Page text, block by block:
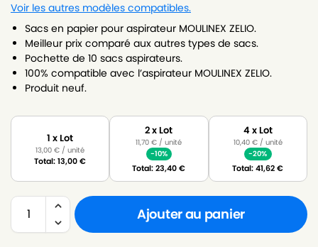
Voir les autres modèles compatibles.
Sacs en papier pour aspirateur MOULINEX ZELIO.
Meilleur prix comparé aux autres types de sacs.
Pochette de 10 sacs aspirateurs.
100% compatible avec l’aspirateur MOULINEX ZELIO.
Produit neuf.
1 x Lot
13,00€ / unité
Total:13,00€
2 x Lot
11,70€ / unité
-10%
Total:23,40€
4 x Lot
10,40 €/ unité
-20%
Total:41,62€
Ajouter au panier